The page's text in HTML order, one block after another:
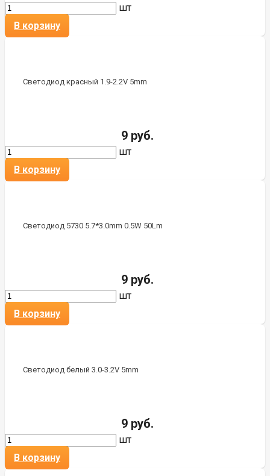
шт
В корзину
Светодиод красный 1.9-2.2V 5mm
9 руб.
шт
В корзину
Светодиод 5730 5.7*3.0mm 0.5W 50Lm
9 руб.
шт
В корзину
Светодиод белый 3.0-3.2V 5mm
9 руб.
шт
В корзину